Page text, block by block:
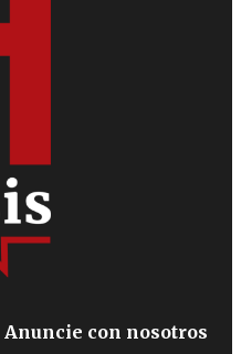
Anuncie con nosotros